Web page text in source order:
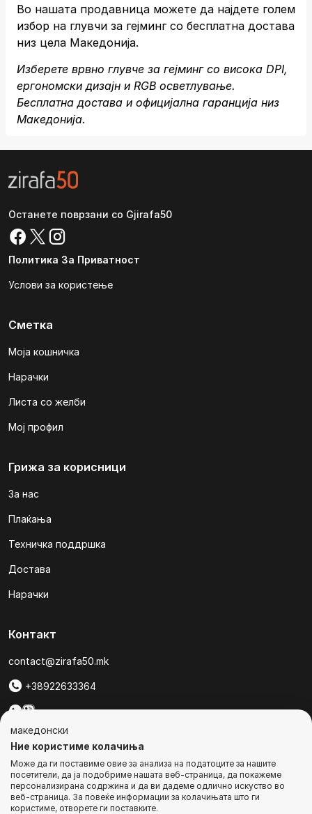
Во нашата продавница можете да најдете голем
избор на глувчи за гејминг со бесплатна достава
низ цела Македонија.
Изберете врвно глувче за гејминг со висока DPI,
ергономски дизајн и RGB осветлување.
Бесплатна достава и официјална гаранција низ
Македонија.
Останете поврзани со Gjirafa50
Политика За Приватност
Услови за користење
Сметка
Моја кошничка
Нарачки
Листа со желби
Мој профил
Грижа за корисници
За нас
Плаќања
Техничка поддршка
Достава
Нарачки
Контакт
contact@zirafa50.mk
+38922633364
b2b@zirafa50.mk
Jадранска Магистрала 86, Skopje, North Macedonia
македонски
Ние користиме колачиња
Може да ги поставиме овие за анализа на податоците за нашите
посетители, да ја подобриме нашата веб-страница, да покажеме
персонализирана содржина и да ви дадеме одлично искуство во
веб-страница. За повеќе информации за колачињата што ги
користиме, отворете ги поставките.